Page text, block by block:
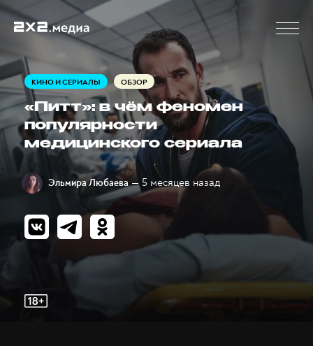
КИНО И СЕРИАЛЫ ОБЗОР
«Питт»: в чём феномен
популярности
медицинского сериала
Эльмира Любаева — 5 месяцев назад